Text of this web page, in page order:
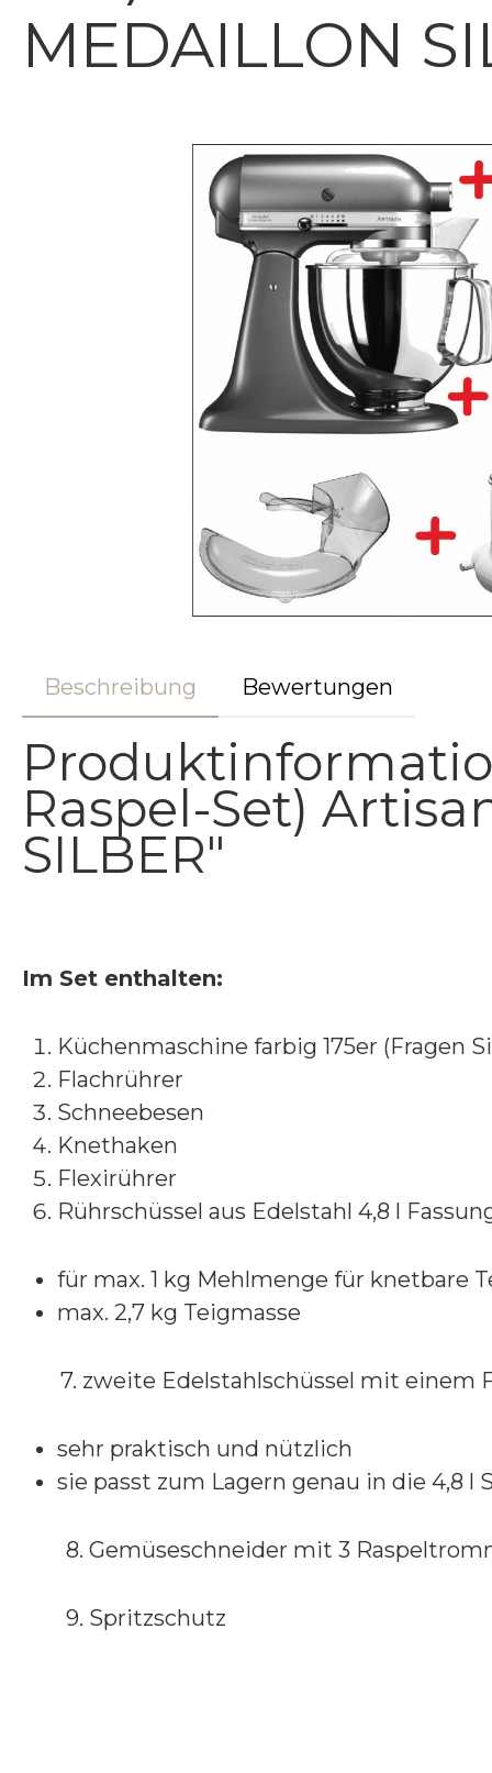
MEDAILLON
Bildergalerie überspringen
Beschreibung Bewertungen
Raspel-Set)
SILBER"
Im Set enthalten:
Küchenmaschine farbig 175er (Fragen
Flachrührer
Schneebesen
Knethaken
Flexirührer
Rührschüssel aus Edelstahl 4,8 l
für max. 1 kg Mehlmenge für knetbare
max. 2,7 kg Teigmasse
7. zweite Edelstahlschüssel mit einem
sehr praktisch und nützlich
sie passt zum Lagern genau in die 4,8 l
8. Gemüseschneider mit 3
9. Spritzschutz